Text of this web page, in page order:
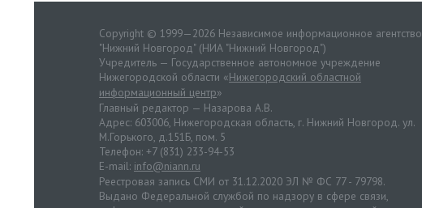
Copyright © 1999—2026 Независимое информационное агентство
"Нижний Новгород" (НИА "Нижний Новгород")
Учредитель — Государственное автономное учреждение
Нижегородской области «Нижегородский областной
информационный центр»
Главный редактор — Назарова А.В.
Адрес: 603006, Нижегородская область, г. Нижний Новгород. ул.
М.Горького, д.151Б, пом. 5
Телефон: +7 (831) 233-94-53
E-mail: info@niann.ru
Реестровая запись СМИ от 31.12.2020 ЭЛ № ФС 77 - 79798.
Выдано Федеральной службой по надзору в сфере связи,